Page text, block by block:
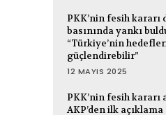
PKK’nin fesih kararı
basınında yankı
“Türkiye’nin
güçlendirebilir”
12 MAYIS 2025
PKK’nin fesih kararı
AKP’den ilk açıklama